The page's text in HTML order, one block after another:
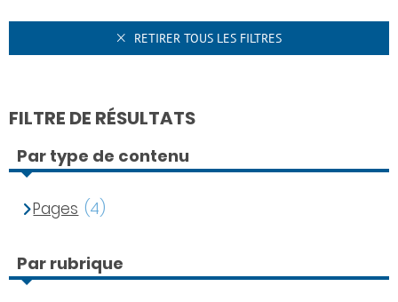
RETIRER TOUS LES FILTRES
FILTRE DE RÉSULTATS
Par type de contenu
Pages (4)
Par rubrique